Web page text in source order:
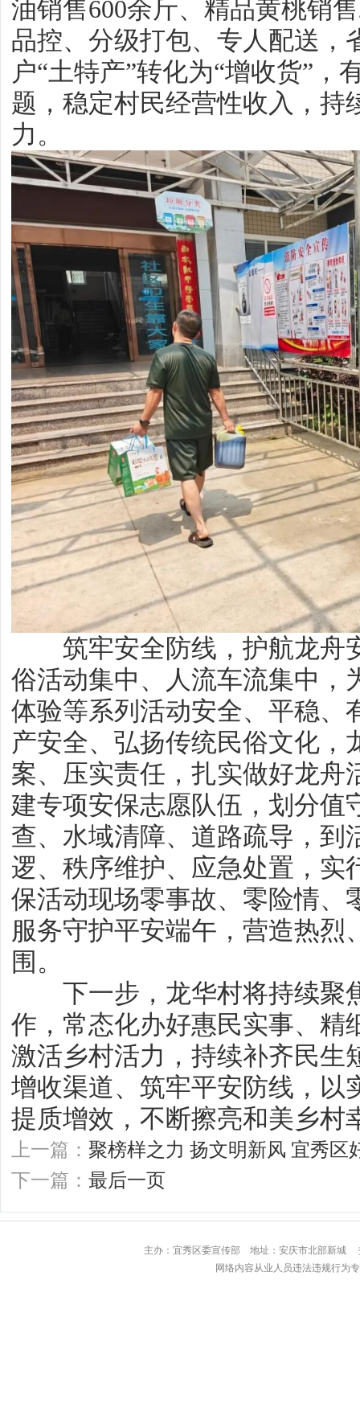
油销售600余斤、精品黄桃销
品控、分级打包、专人配送，
户“土特产”转化为“增收货”，
题，稳定村民经营性收入，持
力。
筑牢安全防线，护航龙舟
俗活动集中、人流车流集中，
体验等系列活动安全、平稳、
产安全、弘扬传统民俗文化，
案、压实责任，扎实做好龙舟
建专项安保志愿队伍，划分值
查、水域清障、道路疏导，到
逻、秩序维护、应急处置，实
保活动现场零事故、零险情、
服务守护平安端午，营造热烈
围。
下一步，龙华村将持续聚
作，常态化办好惠民实事、精
激活乡村活力，持续补齐民生
增收渠道、筑牢平安防线，以
提质增效，不断擦亮和美乡村
上一篇： 聚榜样之力 扬文明新风 宜秀区
下一篇： 最后一页
主办：宜秀区委宣传部 地址：安庆市北
网络内容从业人员违法违规行